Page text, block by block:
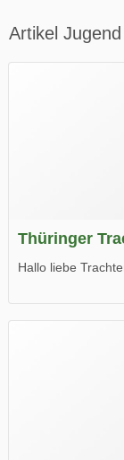
Artikel Jugend
Thüringer
Hallo liebe
Wir wünschen